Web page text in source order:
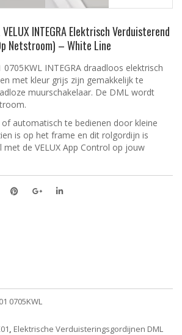
INTEGRA Elektrisch Verduisterend
Netstroom) – White Line
0705KWL INTEGRA draadloos elektrisch
met kleur grijs zijn gemakkelijk te
muurschakelaar. De DML wordt
automatisch te bedienen door kleine
is op het frame en dit rolgordijn is
met de VELUX App Control op jouw
0705KWL
, Elektrische Verduisteringsgordijnen DML